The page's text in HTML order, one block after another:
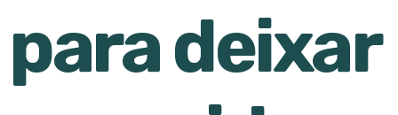
para deixar